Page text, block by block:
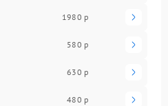
1980 р
580 р
630 р
480 р